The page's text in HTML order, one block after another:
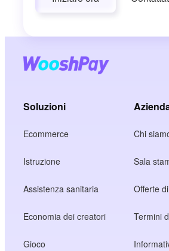
Soluzioni
Ecommerce
Istruzione
Assistenza sanitaria
Economia dei creatori
Gioco
Chi
Sala
Offerte
Termini